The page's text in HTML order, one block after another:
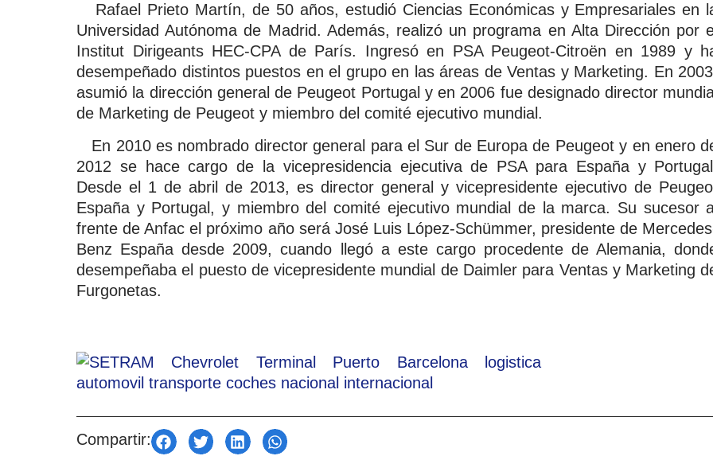
Rafael Prieto Martín, de 50 años, estudió Ciencias Económicas y Empresariales en
Universidad Autónoma de Madrid. Además, realizó un programa en Alta Dirección por
Institut Dirigeants HEC-CPA de París. Ingresó en PSA Peugeot-Citroën en 1989 y
desempeñado distintos puestos en el grupo en las áreas de Ventas y Marketing. En
asumió la dirección general de Peugeot Portugal y en 2006 fue designado director
de Marketing de Peugeot y miembro del comité ejecutivo mundial.
En 2010 es nombrado director general para el Sur de Europa de Peugeot y en enero
2012 se hace cargo de la vicepresidencia ejecutiva de PSA para España y
Desde el 1 de abril de 2013, es director general y vicepresidente ejecutivo de
España y Portugal, y miembro del comité ejecutivo mundial de la marca. Su sucesor
frente de Anfac el próximo año será José Luis López-Schümmer, presidente de
Benz España desde 2009, cuando llegó a este cargo procedente de Alemania,
desempeñaba el puesto de vicepresidente mundial de Daimler para Ventas y Marketing
Furgonetas.
Compartir: